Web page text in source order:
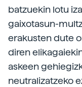
batzuekin lotu
gaixotasun-
erakusten dute
diren
askeen
neutralizatzeko